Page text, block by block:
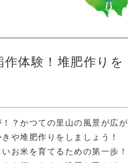
体験！堆肥作りを
？かつての里山の風景が広が
や堆肥作りをしましょう！
お米を育てるための第一歩！